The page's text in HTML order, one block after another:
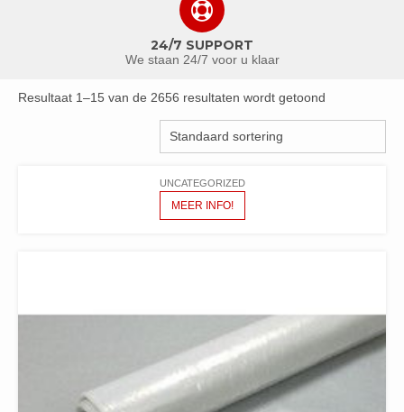
24/7 SUPPORT
We staan 24/7 voor u klaar
Resultaat 1–15 van de 2656 resultaten wordt getoond
UNCATEGORIZED
MEER INFO!